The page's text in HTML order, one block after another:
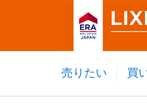
売りたい 買